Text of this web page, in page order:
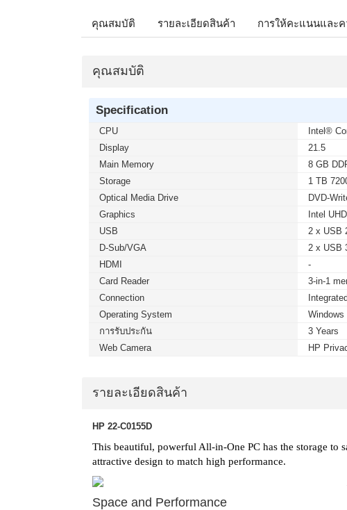
คุณสมบัติ รายละเอียดสินค้า การให้คะแนนและ
คุณสมบัติ
Specification
CPU
Intel®
Display
21.5
Main Memory
8 GB
Storage
1 TB
Optical Media Drive
DVD-
Graphics
Intel
USB
2 x USB
D-Sub/VGA
2 x USB
HDMI
-
Card Reader
3-in-1
Connection
Operating System
Windows
การรับประกัน
3 Years
Web Camera
HP
รายละเอียดสินค้า
HP 22-C0155D
This beautiful, powerful All-in-One PC has the storage
attractive design to match high performance.
Space and Performance